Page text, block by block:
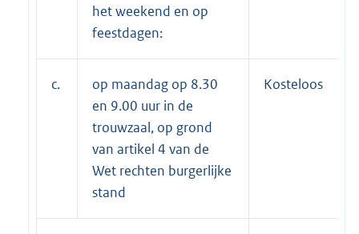
het weekend en op
feestdagen:
c.
op maandag op 8.30
en 9.00 uur in de
trouwzaal, op grond
van artikel 4 van de
Wet rechten burgerlijke
stand
Kosteloos